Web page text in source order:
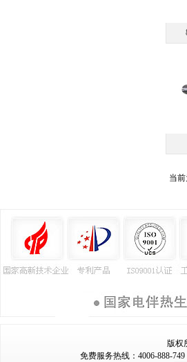
当
版权
免费服务热线：4006-888-